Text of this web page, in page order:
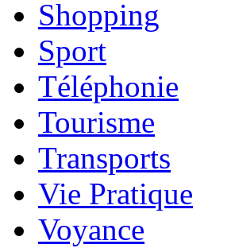
Shopping
Sport
Téléphonie
Tourisme
Transports
Vie Pratique
Voyance